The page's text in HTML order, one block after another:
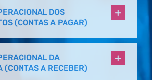
DOS
(CONTAS A PAGAR)
DA
(CONTAS A RECEBER)